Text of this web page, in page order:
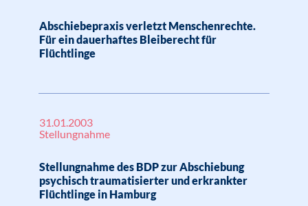
Abschiebepraxis verletzt Menschenrechte.
Für ein dauerhaftes Bleiberecht für
Flüchtlinge
31.01.2003
Stellungnahme
Stellungnahme des BDP zur Abschiebung
psychisch traumatisierter und erkrankter
Flüchtlinge in Hamburg